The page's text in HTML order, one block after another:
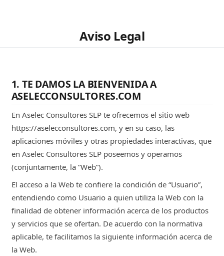
Aviso Legal
1. TE DAMOS LA BIENVENIDA A
ASELECCONSULTORES.COM
En Aselec Consultores SLP te ofrecemos el sitio web
https://aselecconsultores.com, y en su caso, las
aplicaciones móviles y otras propiedades interactivas, que
en Aselec Consultores SLP poseemos y operamos
(conjuntamente, la “Web”).
El acceso a la Web te confiere la condición de “Usuario”,
entendiendo como Usuario a quien utiliza la Web con la
finalidad de obtener información acerca de los productos
y servicios que se ofertan. De acuerdo con la normativa
aplicable, te facilitamos la siguiente información acerca de
la Web.